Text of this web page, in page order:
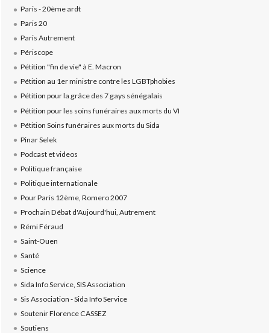
Paris - 20ème ardt
Paris 20
Paris Autrement
Périscope
Pétition "fin de vie" à E. Macron
Pétition au 1er ministre contre les LGBTphobies
Pétition pour la grâce des 7 gays sénégalais
Pétition pour les soins funéraires aux morts du VI
Pétition Soins funéraires aux morts du Sida
Pinar Selek
Podcast et videos
Politique française
Politique internationale
Pour Paris 12ème, Romero 2007
Prochain Débat d'Aujourd'hui, Autrement
Rémi Féraud
Saint-Ouen
Santé
Science
Sida Info Service, SIS Association
Sis Association - Sida Info Service
Soutenir Florence CASSEZ
Soutiens